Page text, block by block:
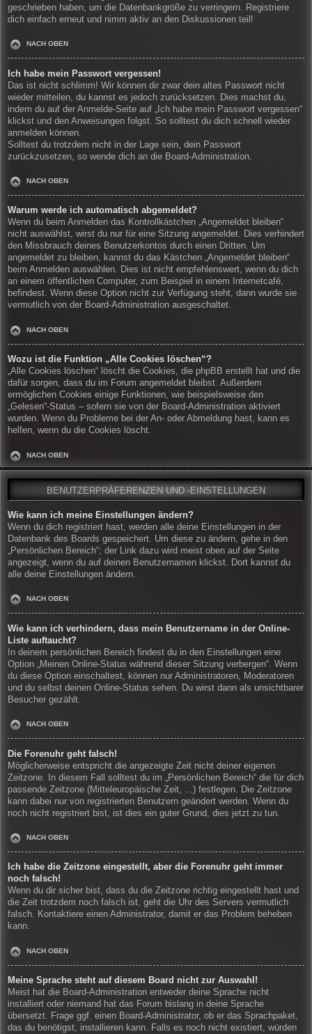
geschrieben haben, um die Datenbankgröße zu verringern. Registriere
dich einfach erneut und nimm aktiv an den Diskussionen teil!
NACH OBEN
Ich habe mein Passwort vergessen!
Das ist nicht schlimm! Wir können dir zwar dein altes Passwort nicht
wieder mitteilen, du kannst es jedoch zurücksetzen. Dies machst du,
indem du auf der Anmelde-Seite auf „Ich habe mein Passwort vergessen“
klickst und den Anweisungen folgst. So solltest du dich schnell wieder
anmelden können.
Solltest du trotzdem nicht in der Lage sein, dein Passwort
zurückzusetzen, so wende dich an die Board-Administration.
NACH OBEN
Warum werde ich automatisch abgemeldet?
Wenn du beim Anmelden das Kontrollkästchen „Angemeldet bleiben“
nicht auswählst, wirst du nur für eine Sitzung angemeldet. Dies verhindert
den Missbrauch deines Benutzerkontos durch einen Dritten. Um
angemeldet zu bleiben, kannst du das Kästchen „Angemeldet bleiben“
beim Anmelden auswählen. Dies ist nicht empfehlenswert, wenn du dich
an einem öffentlichen Computer, zum Beispiel in einem Internetcafé,
befindest. Wenn diese Option nicht zur Verfügung steht, dann wurde sie
vermutlich von der Board-Administration ausgeschaltet.
NACH OBEN
Wozu ist die Funktion „Alle Cookies löschen“?
„Alle Cookies löschen“ löscht die Cookies, die phpBB erstellt hat und die
dafür sorgen, dass du im Forum angemeldet bleibst. Außerdem
ermöglichen Cookies einige Funktionen, wie beispielsweise den
„Gelesen“-Status – sofern sie von der Board-Administration aktiviert
wurden. Wenn du Probleme bei der An- oder Abmeldung hast, kann es
helfen, wenn du die Cookies löscht.
NACH OBEN
BENUTZERPRÄFERENZEN UND -EINSTELLUNGEN
Wie kann ich meine Einstellungen ändern?
Wenn du dich registriert hast, werden alle deine Einstellungen in der
Datenbank des Boards gespeichert. Um diese zu ändern, gehe in den
„Persönlichen Bereich“; der Link dazu wird meist oben auf der Seite
angezeigt, wenn du auf deinen Benutzernamen klickst. Dort kannst du
alle deine Einstellungen ändern.
NACH OBEN
Wie kann ich verhindern, dass mein Benutzername in der Online-
Liste auftaucht?
In deinem persönlichen Bereich findest du in den Einstellungen eine
Option „Meinen Online-Status während dieser Sitzung verbergen“. Wenn
du diese Option einschaltest, können nur Administratoren, Moderatoren
und du selbst deinen Online-Status sehen. Du wirst dann als unsichtbarer
Besucher gezählt.
NACH OBEN
Die Forenuhr geht falsch!
Möglicherweise entspricht die angezeigte Zeit nicht deiner eigenen
Zeitzone. In diesem Fall solltest du im „Persönlichen Bereich“ die für dich
passende Zeitzone (Mitteleuropäische Zeit, ...) festlegen. Die Zeitzone
kann dabei nur von registrierten Benutzern geändert werden. Wenn du
noch nicht registriert bist, ist dies ein guter Grund, dies jetzt zu tun.
NACH OBEN
Ich habe die Zeitzone eingestellt, aber die Forenuhr geht immer
noch falsch!
Wenn du dir sicher bist, dass du die Zeitzone richtig eingestellt hast und
die Zeit trotzdem noch falsch ist, geht die Uhr des Servers vermutlich
falsch. Kontaktiere einen Administrator, damit er das Problem beheben
kann.
NACH OBEN
Meine Sprache steht auf diesem Board nicht zur Auswahl!
Meist hat die Board-Administration entweder deine Sprache nicht
installiert oder niemand hat das Forum bislang in deine Sprache
übersetzt. Frage ggf. einen Board-Administrator, ob er das Sprachpaket,
das du benötigst, installieren kann. Falls es noch nicht existiert, würden